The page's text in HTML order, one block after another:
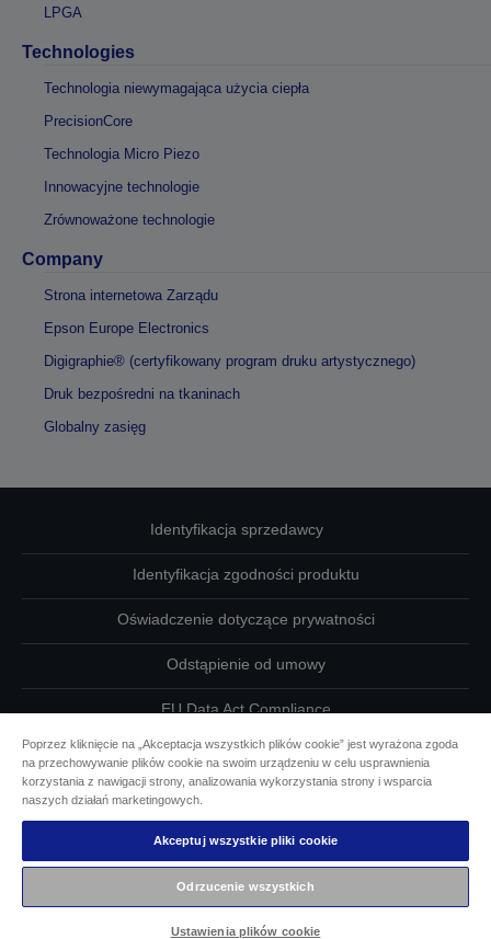
LPGA
Technologies
Technologia niewymagająca użycia ciepła
PrecisionCore
Technologia Micro Piezo
Innowacyjne technologie
Zrównoważone technologie
Company
Strona internetowa Zarządu
Epson Europe Electronics
Digigraphie® (certyfikowany program druku artystycznego)
Druk bezpośredni na tkaninach
Globalny zasięg
Identyfikacja sprzedawcy
Identyfikacja zgodności produktu
Oświadczenie dotyczące prywatności
Odstąpienie od umowy
EU Data Act Compliance
Skontaktuj się z nami w sprawie swoich danych
Informacje o plikach cookie
Działania firmy Epson na rzecz dostępności
Copyright © 2026 Seiko Epson
Poprzez kliknięcie na „Akceptacja wszystkich plików cookie” jest wyrażona zgoda
na przechowywanie plików cookie na swoim urządzeniu w celu usprawnienia
korzystania z nawigacji strony, analizowania wykorzystania strony i wsparcia
naszych działań marketingowych.
Akceptuj wszystkie pliki cookie
Odrzucenie wszystkich
Ustawienia plików cookie